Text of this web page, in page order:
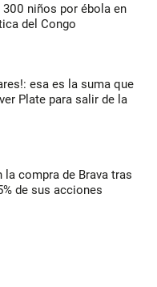
niños por ébola en
del Congo
esa es la suma que
Plate para salir de la
la compra de Brava tras
de sus acciones